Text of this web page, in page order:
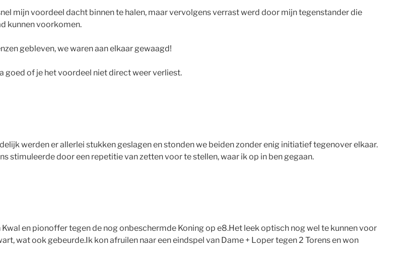
mijn voordeel dacht binnen te halen, maar vervolgens verrast werd door mijn tegenstander die
kunnen voorkomen.
gebleven, we waren aan elkaar gewaagd!
goed of je het voordeel niet direct weer verliest.
werden er allerlei stukken geslagen en stonden we beiden zonder enig initiatief tegenover elkaar.
stimuleerde door een repetitie van zetten voor te stellen, waar ik op in ben gegaan.
en pionoffer tegen de nog onbeschermde Koning op e8.Het leek optisch nog wel te kunnen voor
wat ook gebeurde.Ik kon afruilen naar een eindspel van Dame + Loper tegen 2 Torens en won